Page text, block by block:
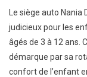
Le siège auto Nania
judicieux pour les
âgés de 3 à 12 ans.
démarque par sa
confort de l’enfant